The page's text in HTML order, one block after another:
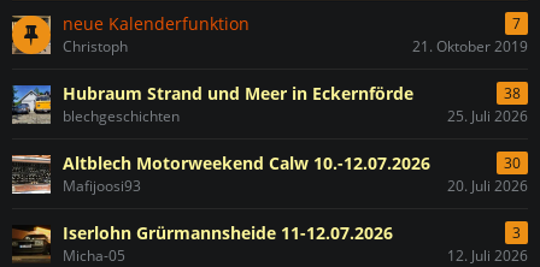
neue Kalenderfunktion
7
Christoph
21. Oktober 2019
Hubraum Strand und Meer in Eckernförde
38
blechgeschichten
25. Juli 2026
Altblech Motorweekend Calw 10.-12.07.2026
30
Mafijoosi93
20. Juli 2026
Iserlohn Grürmannsheide 11-12.07.2026
3
Micha-05
12. Juli 2026